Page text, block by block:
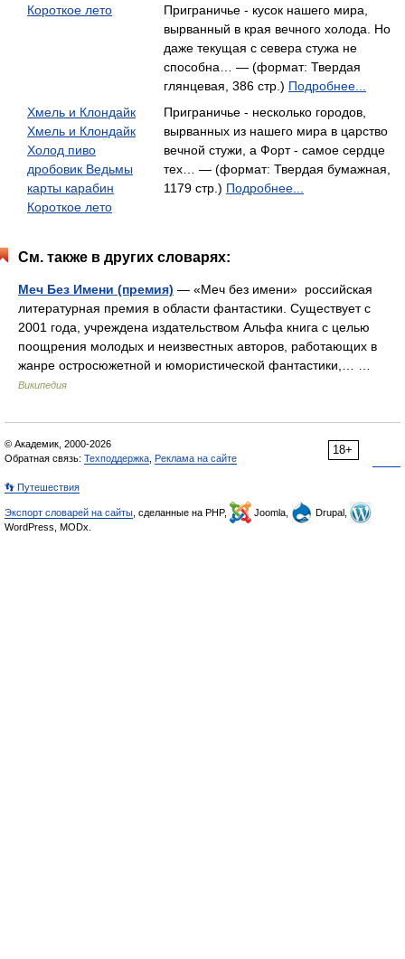
Короткое лето
Приграничье - кусок нашего мира,
вырванный в края вечного холода. Но
даже текущая с севера стужа не
способна… — (формат: Твердая
глянцевая, 386 стр.) Подробнее...
Хмель и Клондайк
Хмель и Клондайк
Холод пиво
дробовик Ведьмы
карты карабин
Короткое лето
Приграничье - несколько городов,
вырванных из нашего мира в царство
вечной стужи, а Форт - самое сердце
тех… — (формат: Твердая бумажная,
1179 стр.) Подробнее...
См. также в других словарях:
Меч Без Имени (премия) — «Меч без имени» российская
литературная премия в области фантастики. Существует с
2001 года, учреждена издательством Альфа книга с целью
поощрения молодых и неизвестных авторов, работающих в
жанре остросюжетной и юмористической фантастики,… …
Википедия
18+
© Академик, 2000-2026
Обратная связь: Техподдержка Реклама на сайте
👣 Путешествия
Экспорт словарей на сайты , сделанные на PHP, Joomla,
Drupal,
WordPress, MODx.